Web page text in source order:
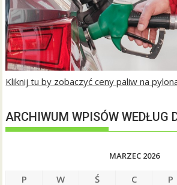
Kliknij tu by zobaczyć ceny paliw na
ARCHIWUM WPISÓW WEDŁUG
MARZEC 2026
P W Ś C P